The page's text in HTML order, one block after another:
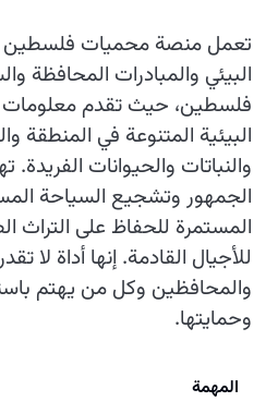
تعمل منصة محميات فلسطين
البيئي والمبادرات المحافظة
فلسطين، حيث تقدم
البيئية المتنوعة في المنطقة
والنباتات والحيوانات
الجمهور وتشجيع السياحة
المستمرة للحفاظ على التراث
للأجيال القادمة. إنها أداة لا
والمحافظين وكل من يهتم
وحمايتها.
المهمة